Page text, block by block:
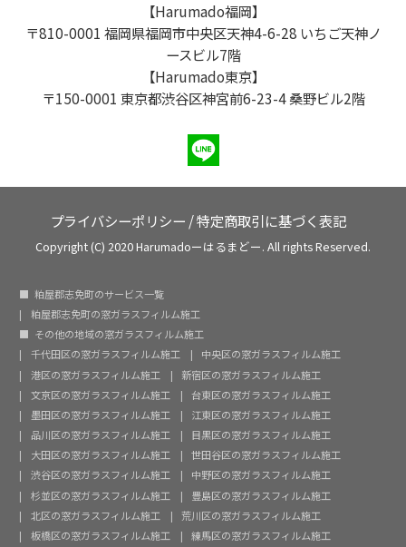
【Harumado福岡】
〒810-0001 福岡県福岡市中央区天神4-6-28 いちご天神ノ
ースビル7階
【Harumado東京】
〒150-0001 東京都渋谷区神宮前6-23-4 桑野ビル2階
プライバシーポリシー /特定商取引に基づく表記
Copyright (C) 2020 Harumadoーはるまどー. All rights Reserved.
粕屋郡志免町のサービス一覧
粕屋郡志免町の窓ガラスフィルム施工
その他の地域の窓ガラスフィルム施工
千代田区の窓ガラスフィルム施工
中央区の窓ガラスフィルム施工
港区の窓ガラスフィルム施工
新宿区の窓ガラスフィルム施工
文京区の窓ガラスフィルム施工
台東区の窓ガラスフィルム施工
墨田区の窓ガラスフィルム施工
江東区の窓ガラスフィルム施工
品川区の窓ガラスフィルム施工
目黒区の窓ガラスフィルム施工
大田区の窓ガラスフィルム施工
世田谷区の窓ガラスフィルム施工
渋谷区の窓ガラスフィルム施工
中野区の窓ガラスフィルム施工
杉並区の窓ガラスフィルム施工
豊島区の窓ガラスフィルム施工
北区の窓ガラスフィルム施工
荒川区の窓ガラスフィルム施工
板橋区の窓ガラスフィルム施工
練馬区の窓ガラスフィルム施工